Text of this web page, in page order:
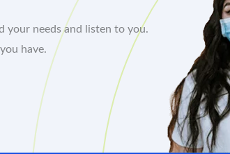
your needs and listen to you.
have.